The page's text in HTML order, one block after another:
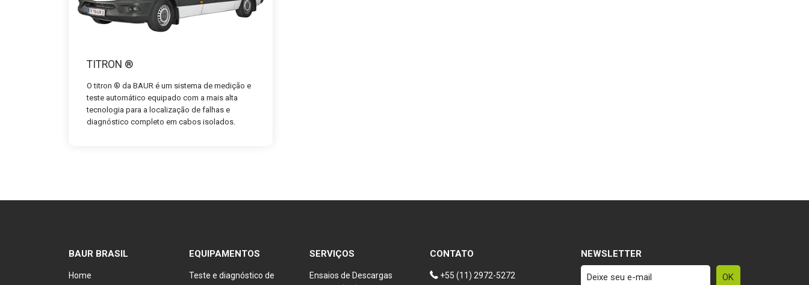
TITRON ®
O titron ® da BAUR é um sistema de medição e
teste automático equipado com a mais alta
tecnologia para a localização de falhas e
diagnóstico completo em cabos isolados.
BAUR BRASIL
Home
EQUIPAMENTOS
Teste e diagnóstico de
SERVIÇOS
Ensaios de Descargas
CONTATO
+55 (11) 2972-5272
NEWSLETTER